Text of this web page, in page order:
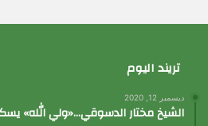
تريند اليوم
ديسمبر 12, 2020
الشيخ مختار الدسوقي…«ولي الله»